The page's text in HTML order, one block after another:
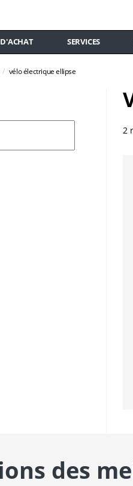
SERVICES
vélo électrique ellipse
2
des